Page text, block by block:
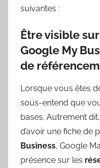
suivantes :
Être visible
Google My
de
Lorsque vous êtes
sous-entend que
bases. Autrement
d’avoir une fiche de
Business, Google
présence sur les